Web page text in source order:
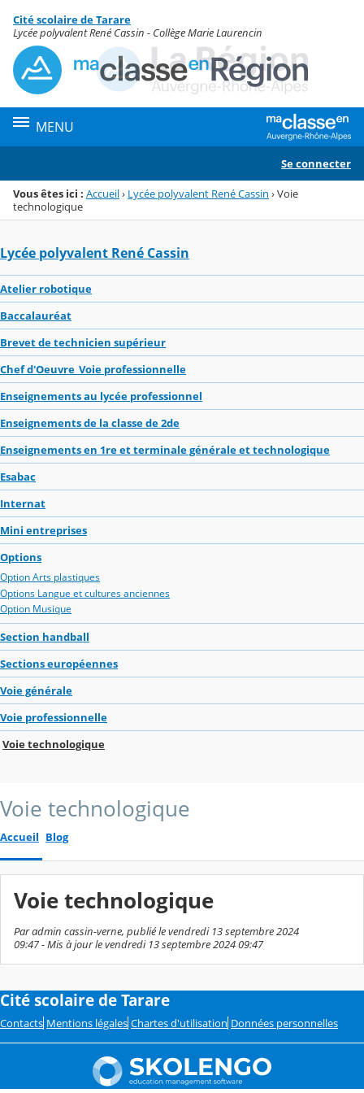
Menu de la rubrique
Contenu
Cité scolaire de Tarare
Lycée polyvalent René Cassin - Collège Marie Laurencin
MENU
Se connecter
Vous êtes ici : Accueil› Lycée polyvalent René Cassin ›Voie
technologique
Lycée polyvalent René Cassin
Atelier robotique
Baccalauréat
Brevet de technicien supérieur
Chef d'Oeuvre_Voie professionnelle
Enseignements au lycée professionnel
Enseignements de la classe de 2de
Enseignements en 1re et terminale générale et technologique
Esabac
Internat
Mini entreprises
Options
Option Arts plastiques
Options Langue et cultures anciennes
Option Musique
Section handball
Sections européennes
Voie générale
Voie professionnelle
Voie technologique
Voie technologique
Accueil Blog
Voie technologique
Par admin cassin-verne, publié le vendredi 13 septembre 2024
09:47 - Mis à jour le vendredi 13 septembre 2024 09:47
Cité scolaire de Tarare
Contacts Mentions légales Chartes d'utilisation Données personnelles